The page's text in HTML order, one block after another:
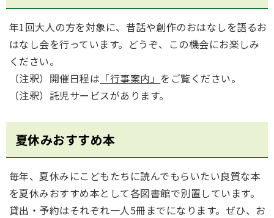
年1回大人の方を対象に、昔話や創作のおはなしを語るお
はなし会を行っています。どうぞ、この機会にお楽しみ
ください。
（注釈）開催日程は 「行事案内」 をご覧ください。
（注釈）託児サービスがあります。
夏休みおすすめ本
毎年、夏休みにこどもたちに読んでもらいたい良質な本
を夏休みおすすめ本として各図書館で別置しています。
貸出・予約はそれぞれ一人5冊までになります。ぜひ、お